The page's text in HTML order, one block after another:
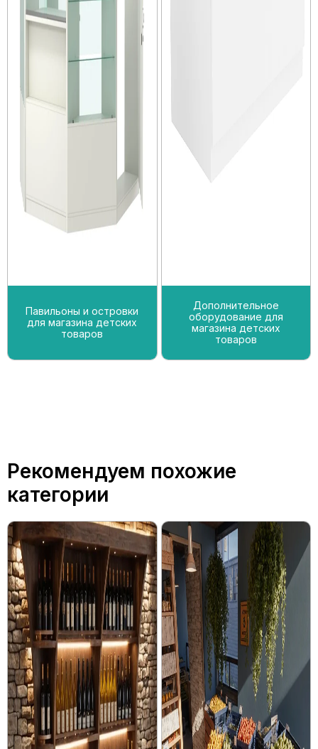
Павильоны и островки
для магазина детских
товаров
Дополнительное
оборудование для
магазина детских
товаров
Рекомендуем похожие
категории